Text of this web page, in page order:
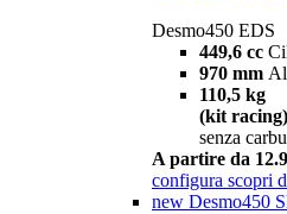
Desmo450 EDS
449,6 cc
970 mm
110,5 kg
(kit racing)
senza
A partire da
configura scopri
new Desmo450